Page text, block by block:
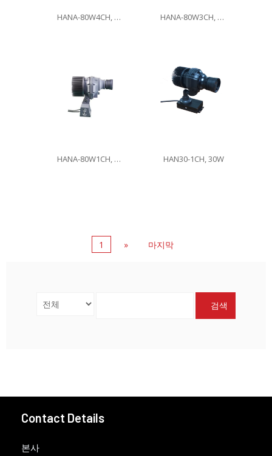
HANA-80W4CH, 80W HANA-80W3CH, 80W
HANA-80W1CH, 80W HAN30-1CH, 30W
1 » 마지막
검색
Contact Details
본사